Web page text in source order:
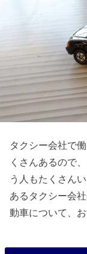
タクシー会社で
くさんあるので
う人もたくさん
あるタクシー会
動車について、